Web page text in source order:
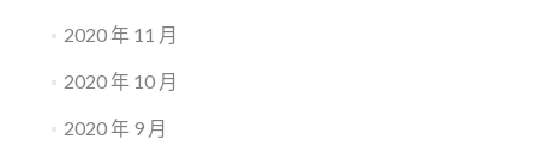
2020 年 11 月
2020 年 10 月
2020 年 9 月